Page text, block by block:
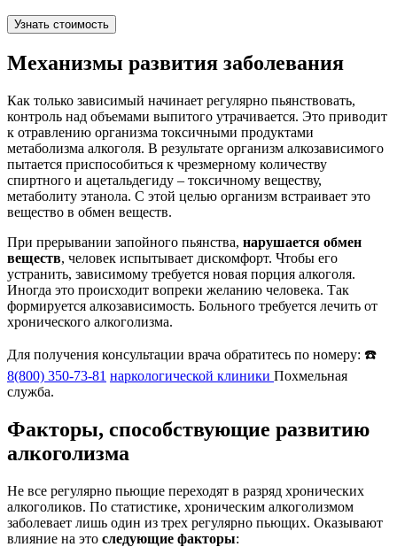
Узнать стоимость
Механизмы развития заболевания
Как только зависимый начинает регулярно пьянствовать,
контроль над объемами выпитого утрачивается. Это приводит
к отравлению организма токсичными продуктами
метаболизма алкоголя. В результате организм алкозависимого
пытается приспособиться к чрезмерному количеству
спиртного и ацетальдегиду – токсичному веществу,
метаболиту этанола. С этой целью организм встраивает это
вещество в обмен веществ.
При прерывании запойного пьянства, нарушается обмен
веществ, человек испытывает дискомфорт. Чтобы его
устранить, зависимому требуется новая порция алкоголя.
Иногда это происходит вопреки желанию человека. Так
формируется алкозависимость. Больного требуется лечить от
хронического алкоголизма.
Для получения консультации врача обратитесь по номеру: ☎️
8(800) 350-73-81 наркологической клиники Похмельная
служба.
Факторы, способствующие развитию
алкоголизма
Не все регулярно пьющие переходят в разряд хронических
алкоголиков. По статистике, хроническим алкоголизмом
заболевает лишь один из трех регулярно пьющих. Оказывают
влияние на это следующие факторы: